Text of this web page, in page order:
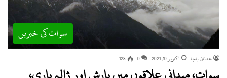
سوات کی خبریں
عدنان باچا اکتوبر 10, 2021 0
128